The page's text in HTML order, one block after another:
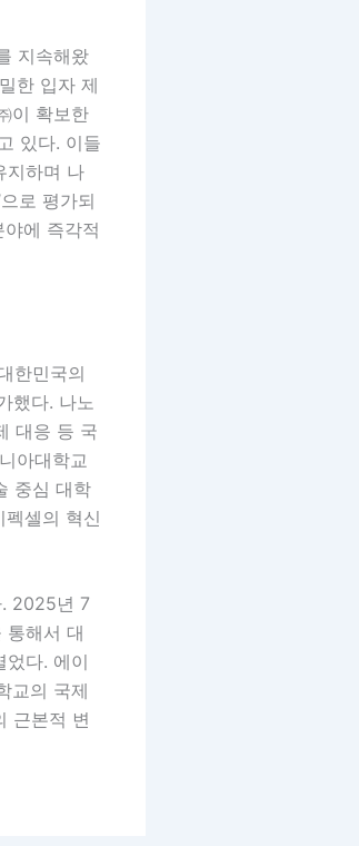
지속해왔
한 입자 제
이 확보한
있다. 이들
지하며 나
로 평가되
에 즉각적
한민국의
했다. 나노
대응 등 국
아대학교
중심 대학
셀의 혁신
. 2025년 7
통해서 대
다. 에이
교의 국제
근본적 변